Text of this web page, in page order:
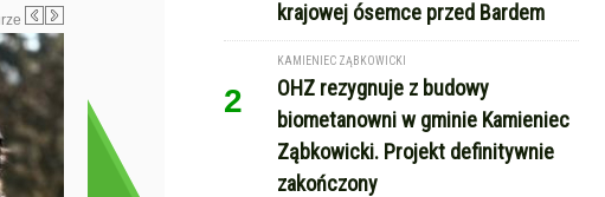
krajowej ósemce przed Bardem
2
KAMIENIEC ZĄBKOWICKI
OHZ rezygnuje z budowy
biometanowni w gminie Kamieniec
Ząbkowicki. Projekt definitywnie
zakończony